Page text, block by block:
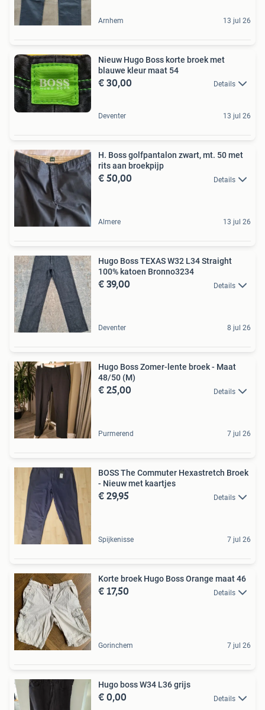
Arnhem 13 jul 26
Nieuw Hugo Boss korte broek met
blauwe kleur maat 54
€ 30,00 Details
Deventer 13 jul 26
H. Boss golfpantalon zwart, mt. 50 met
rits aan broekpijp
€ 50,00 Details
Almere 13 jul 26
Hugo Boss TEXAS W32 L34 Straight
100% katoen Bronno3234
€ 39,00 Details
Deventer 8 jul 26
Hugo Boss Zomer-lente broek - Maat
48/50 (M)
€ 25,00 Details
Purmerend 7 jul 26
BOSS The Commuter Hexastretch Broek
- Nieuw met kaartjes
€ 29,95 Details
Spijkenisse 7 jul 26
Korte broek Hugo Boss Orange maat 46
€ 17,50 Details
Gorinchem 7 jul 26
Hugo boss W34 L36 grijs
€ 0,00 Details